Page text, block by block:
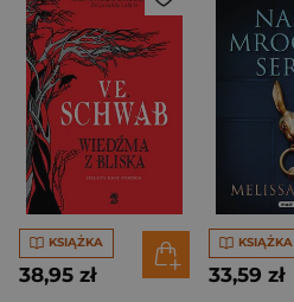
KSIĄŻKA
38,95 zł
KSIĄŻKA
33,59 zł